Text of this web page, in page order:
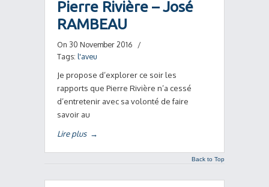
Pierre Rivière – José
RAMBEAU
On 30 November 2016
/
Tags: l'aveu
Je propose d’explorer ce soir les
rapports que Pierre Rivière n’a cessé
d’entretenir avec sa volonté de faire
savoir au
Lire plus →
Back to Top